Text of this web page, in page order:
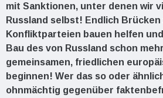
mit Sanktionen, unter denen wir
Russland selbst! Endlich
Konfliktparteien bauen helfen
Bau des von Russland schon
gemeinsamen, friedlichen
beginnen! Wer das so oder
ohnmächtig gegenüber